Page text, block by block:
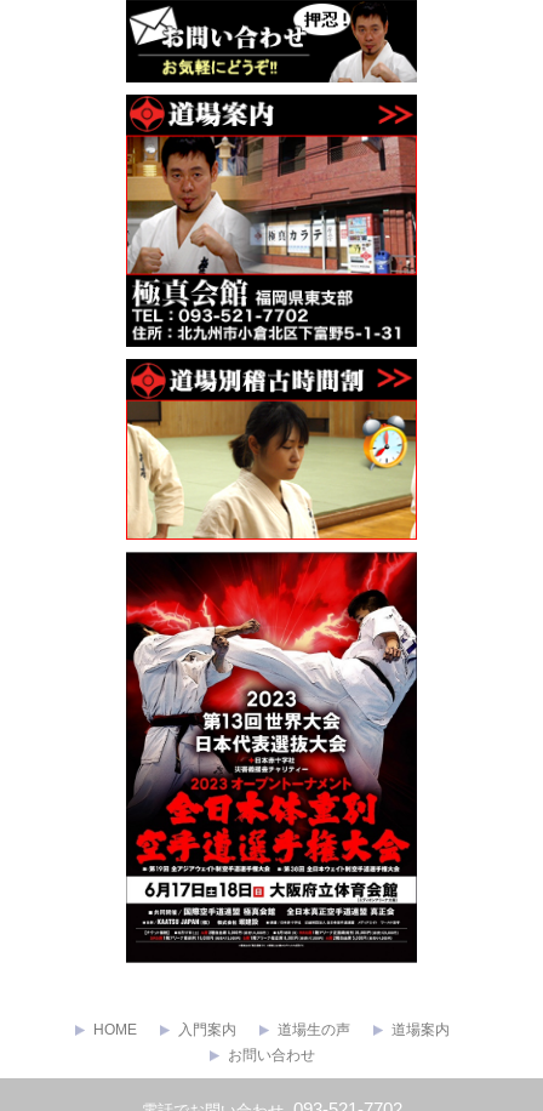
HOME 入門案内 道場生の声
道場案内
お問い合わせ
Copyright © 極真会館 福岡県東支部All rights reserved.